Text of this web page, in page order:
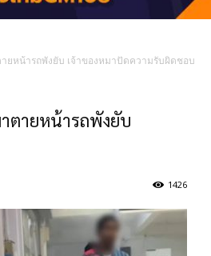
ยหน้ารถพังยับ เจ้าของหมาปัดความรับผิดชอบ
ตายหน้ารถพังยับ
1426